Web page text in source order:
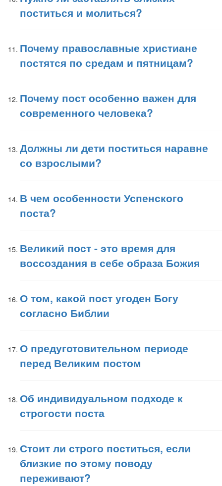
поститься и молиться?
Почему православные христиане
постятся по средам и пятницам?
Почему пост особенно важен для
современного человека?
Должны ли дети поститься наравне
со взрослыми?
В чем особенности Успенского
поста?
Великий пост - это время для
воссоздания в себе образа Божия
О том, какой пост угоден Богу
согласно Библии
О предуготовительном периоде
перед Великим постом
Об индивидуальном подходе к
строгости поста
Стоит ли строго поститься, если
близкие по этому поводу
переживают?